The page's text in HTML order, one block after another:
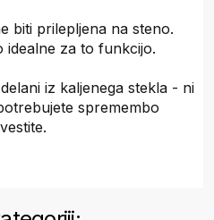
biti prilepljena na steno.
idealne za to funkcijo.
iz kaljenega stekla - ni
spremembo